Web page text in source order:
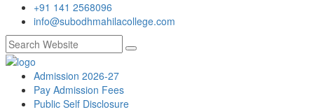
+91 141 2568096
info@subodhmahilacollege.com
Admission 2026-27
Pay Admission Fees
Public Self Disclosure